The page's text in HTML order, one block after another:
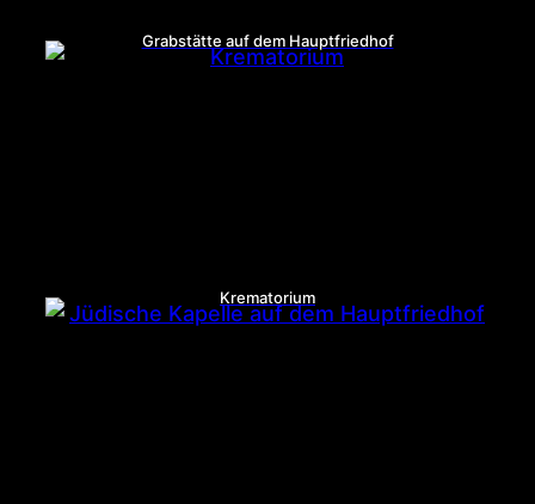
Grabstätte auf dem Hauptfriedhof
Krematorium